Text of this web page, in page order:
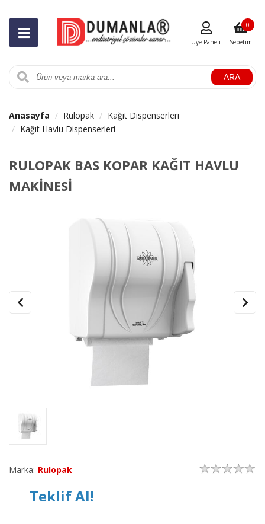
ARA
Üye Paneli Sepetim
0
Anasayfa Rulopak
Kağıt Dispenserleri
Kağıt Havlu Dispenserleri
RULOPAK BAS KOPAR KAĞIT HAVLU
MAKİNESİ
Marka: Rulopak
Teklif Al!